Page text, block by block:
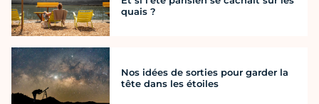
quais ?
Nos idées de sorties pour garder la
tête dans les étoiles